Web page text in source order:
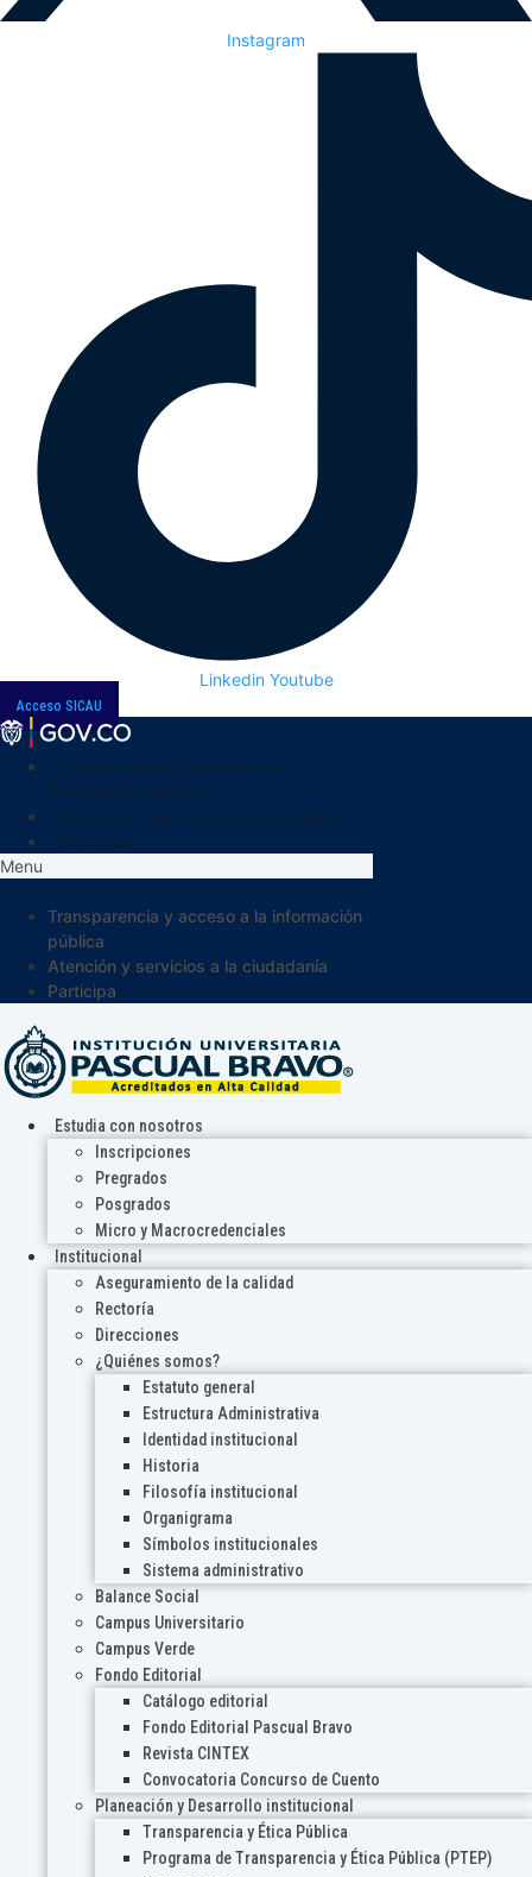
Instagram
Linkedin Youtube
Acceso SICAU
Menu
Transparencia y acceso a la información
pública
Atención y servicios a la ciudadanía
Participa
Estudia con nosotros
Inscripciones
Pregrados
Posgrados
Micro y Macrocredenciales
Institucional
Aseguramiento de la calidad
Rectoría
Direcciones
¿Quiénes somos?
Estatuto general
Estructura Administrativa
Identidad institucional
Historia
Filosofía institucional
Organigrama
Símbolos institucionales
Sistema administrativo
Balance Social
Campus Universitario
Campus Verde
Fondo Editorial
Catálogo editorial
Fondo Editorial Pascual Bravo
Revista CINTEX
Convocatoria Concurso de Cuento
Planeación y Desarrollo institucional
Transparencia y Ética Pública
Programa de Transparencia y Ética Pública (PTEP)